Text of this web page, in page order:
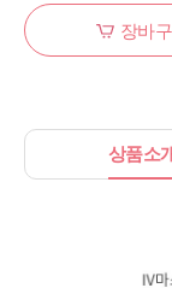
장바구
상품소